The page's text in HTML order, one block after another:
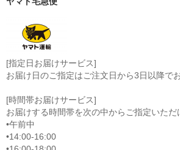
[指定日お届けサービス]
お届け日のご指定はご注文日から3日以降で
[時間帯お届けサービス]
お届けする時間帯を次の中からご指定いただ
•午前中
•14:00-16:00